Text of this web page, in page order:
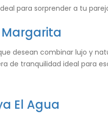
para sorprender a tu
desean combinar lujo y
de tranquilidad ideal para
El Agua